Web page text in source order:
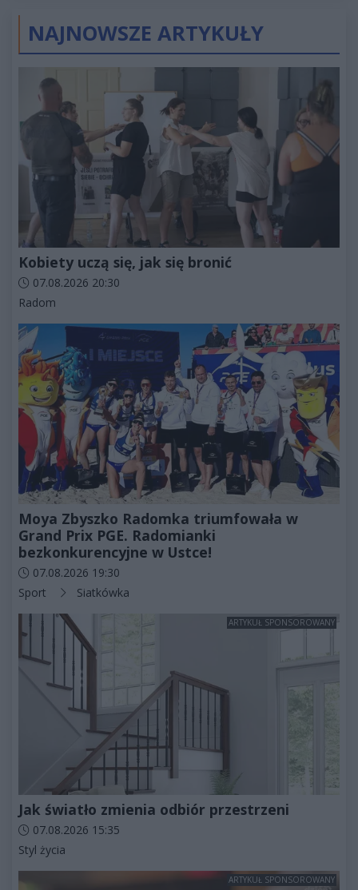
NAJNOWSZE ARTYKUŁY
Kobiety uczą się, jak się bronić
Data dodania artykułu:
07.08.2026 20:30
Kategorie artykułu:
Radom
Moya Zbyszko Radomka triumfowała w
Grand Prix PGE. Radomianki
bezkonkurencyjne w Ustce!
Data dodania artykułu:
07.08.2026 19:30
Kategorie artykułu:
Sport Siatkówka
ARTYKUŁ SPONSOROWANY
Jak światło zmienia odbiór przestrzeni
Data dodania artykułu:
07.08.2026 15:35
Kategorie artykułu:
Styl życia
ARTYKUŁ SPONSOROWANY